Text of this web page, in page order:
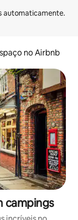
no Airbnb
campings